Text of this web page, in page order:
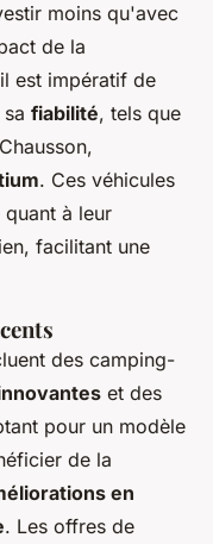
moins qu'avec
de la
est impératif de
fiabilité, tels que
. Ces véhicules
à leur
facilitant une
des camping-
et des
pour un modèle
de la
en
. Les offres de